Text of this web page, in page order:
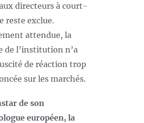
directeurs à court-
reste exclue.
attendue, la
de l’institution n’a
de réaction trop
sur les marchés.
de son
européen, la